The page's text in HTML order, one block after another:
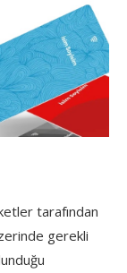
tarafından
gerekli